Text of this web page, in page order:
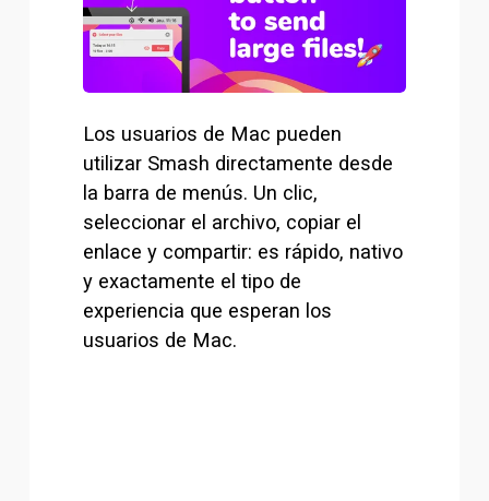
Los usuarios de Mac pueden
utilizar Smash directamente desde
la barra de menús. Un clic,
seleccionar el archivo, copiar el
enlace y compartir: es rápido, nativo
y exactamente el tipo de
experiencia que esperan los
usuarios de Mac.